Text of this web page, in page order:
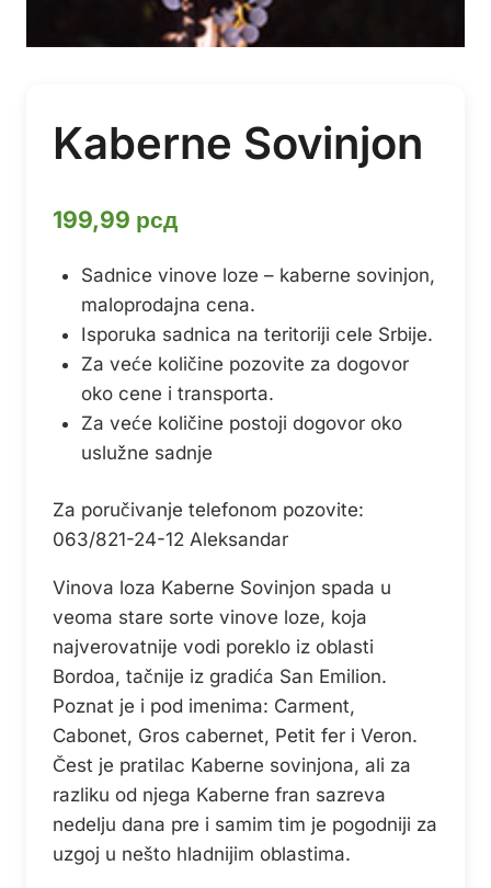
Kaberne Sovinjon
199,99 рсд
Sadnice vinove loze – kaberne sovinjon,
maloprodajna cena.
Isporuka sadnica na teritoriji cele Srbije.
Za veće količine pozovite za dogovor
oko cene i transporta.
Za veće količine postoji dogovor oko
uslužne sadnje
Za poručivanje telefonom pozovite:
063/821-24-12 Aleksandar
Vinova loza Kaberne Sovinjon spada u
veoma stare sorte vinove loze, koja
najverovatnije vodi poreklo iz oblasti
Bordoa, tačnije iz gradića San Emilion.
Poznat je i pod imenima: Carment,
Cabonet, Gros cabernet, Petit fer i Veron.
Čest je pratilac Kaberne sovinjona, ali za
razliku od njega Kaberne fran sazreva
nedelju dana pre i samim tim je pogodniji za
uzgoj u nešto hladnijim oblastima.